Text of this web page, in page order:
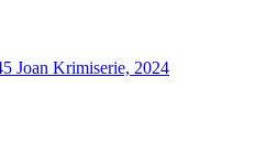
Joan Krimiserie, 2024